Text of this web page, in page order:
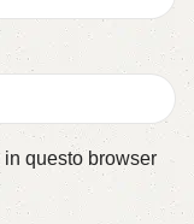
questo browser